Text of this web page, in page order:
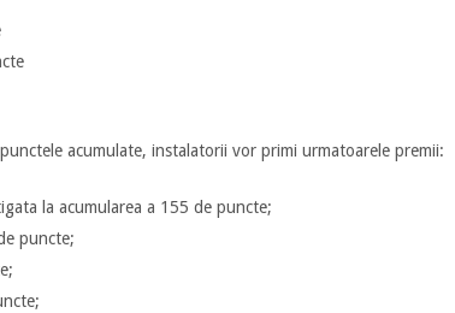
acumulate, instalatorii vor primi urmatoarele premii:
la acumularea a 155 de puncte;
puncte;